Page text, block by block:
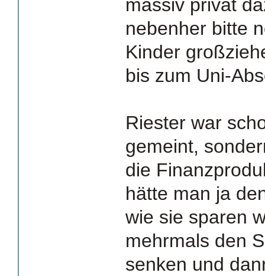
massiv privat
nebenher bitte
Kinder
bis zum Uni-
Riester war
gemeint,
die
hätte man ja
wie sie sparen
mehrmals den
senken und